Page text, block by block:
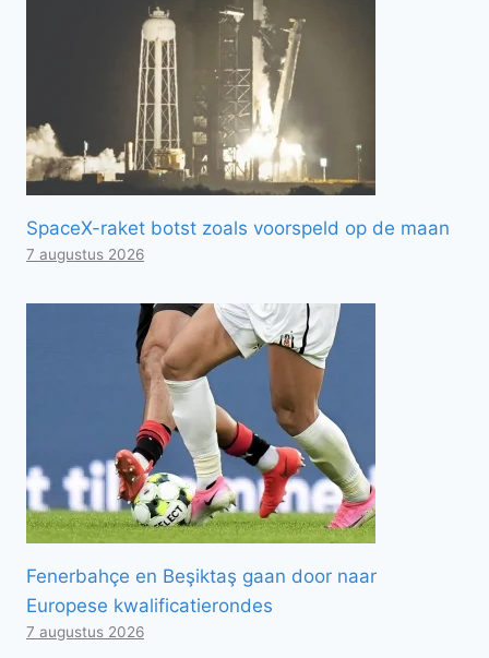
SpaceX-raket botst zoals voorspeld op de maan
7 augustus 2026
Fenerbahçe en Beşiktaş gaan door naar
Europese kwalificatierondes
7 augustus 2026